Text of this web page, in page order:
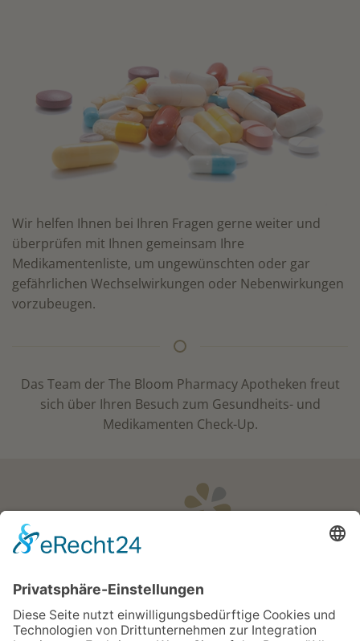
Wir helfen Ihnen bei Ihren Fragen gerne weiter und
überprüfen mit Ihnen gemeinsam Ihre
Medikamentenliste, um ungewünschten oder gar
gefährlichen Wechselwirkungen oder Nebenwirkungen
vorzubeugen.
Das Team der The Bloom Pharmacy Apotheken freut
sich über Ihren Besuch zum Gesundheits- und
Medikamenten Check-Up.